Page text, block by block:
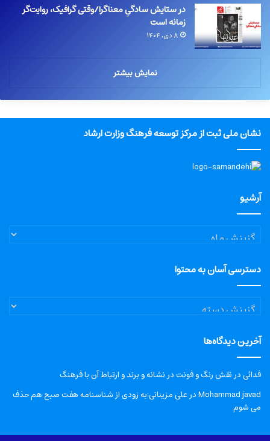
در ستایش سادگیِ معناگرا/وقتی گرافیک، روایت‌گر
زمانه است
۸ دی, ۱۴۰۴
نمایش بیشتر
نشان ملی ثبت از مرکز توسعه فرهنگ وزارت ارشاد
آرشیو
آرشیو
دسترسی آسان به محتوا
دسترسی
آسان
محتوا
آخرین دیدگاه‌ها
فدائیدرنقش رنگ و فونت در نشانه و برند و ارتباط آن با فرهنگ
Mohammad javadدرعلی مزینانی:به زودی از شناسنامه هفت صبح هم حذف
می شوم